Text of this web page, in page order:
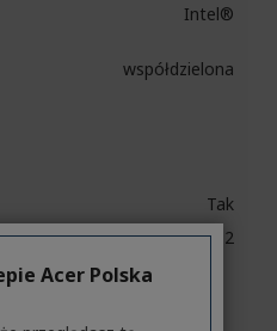
Intel®
współdzielona
Tak
2
Acer Polska